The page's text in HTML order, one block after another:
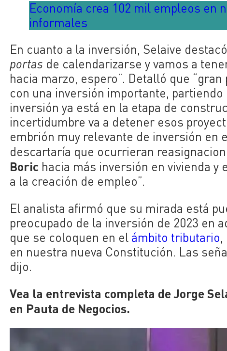
Economía crea 102 mil empleos en
informales
En cuanto a la inversión, Selaive
portas de calendarizarse y vamos a
hacia marzo, espero”. Detalló que
con una inversión importante,
inversión ya está en la etapa de
incertidumbre va a detener esos
embrión muy relevante de inversión en
descartaría que ocurrieran
Boric hacia más inversión en vivienda
a la creación de empleo”.
El analista afirmó que su mirada está
preocupado de la inversión de 2023 en
que se coloquen en el ámbito tributario
en nuestra nueva Constitución. Las
dijo.
Vea la entrevista completa de Jorge
en Pauta de Negocios.